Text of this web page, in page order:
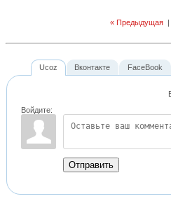
« Предыдущая|
Ucoz
Войдите:
Отправить
Вконтакте FaceBook